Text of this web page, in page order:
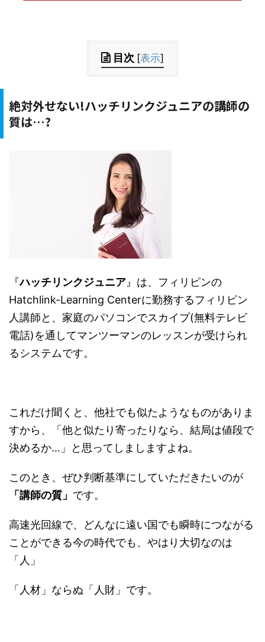
目次 [表示]
絶対外せない!ハッチリンクジュニアの講師の
質は…?
『ハッチリンクジュニア 』は、フィリピンの
Hatchlink-Learning Centerに勤務するフィリピン
人講師と、家庭のパソコンでスカイプ(無料テレビ
電話)を通してマンツーマンのレッスンが受けられ
るシステムです。
これだけ聞くと、他社でも似たようなものがありま
すから、「他と似たり寄ったりなら、結局は値段で
決めるか…」と思ってしましますよね。
このとき、ぜひ判断基準にしていただきたいのが
「講師の質」 です。
高速光回線で、どんなに遠い国でも瞬時につながる
ことができる今の時代でも、やはり大切なのは
「人」
「人材」ならぬ「人財」です。